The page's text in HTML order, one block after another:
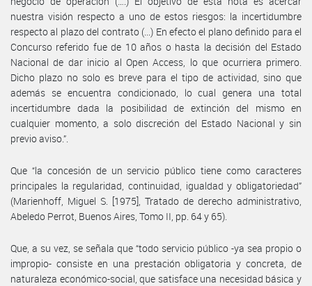
nuestra visión respecto a uno de estos riesgos: la incertidumbre
respecto al plazo del contrato (...) En efecto el plano definido para el
Concurso referido fue de 10 años o hasta la decisión del Estado
Nacional de dar inicio al Open Access, lo que ocurriera primero.
Dicho plazo no solo es breve para el tipo de actividad, sino que
además se encuentra condicionado, lo cual genera una total
incertidumbre dada la posibilidad de extinción del mismo en
cualquier momento, a solo discreción del Estado Nacional y sin
previo aviso.”.
Que “la concesión de un servicio público tiene como caracteres
principales la regularidad, continuidad, igualdad y obligatoriedad”
(Marienhoff, Miguel S. [1975], Tratado de derecho administrativo,
Abeledo Perrot, Buenos Aires, Tomo II, pp. 64 y 65).
Que, a su vez, se señala que “todo servicio público -ya sea propio o
impropio- consiste en una prestación obligatoria y concreta, de
naturaleza económico-social, que satisface una necesidad básica y